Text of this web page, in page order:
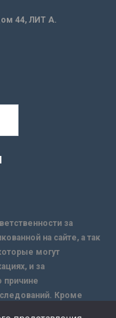
44, ЛИТ А.
за
на сайте, а так
могут
и за
причине
Кроме